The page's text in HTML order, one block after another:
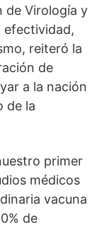
de Virología y
efectividad,
reiteró la
de
a la nación
de la
primer
médicos
vacuna
de